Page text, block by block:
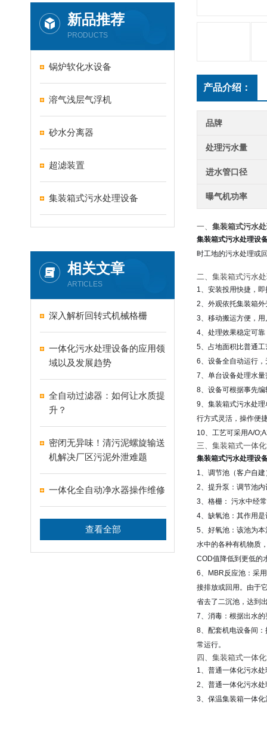
新品推荐
PRODUCTS
锅炉软化水设备
溶气浅层气浮机
砂水分离器
超滤装置
集装箱式污水处理设备
相关文章
ARTICLES
深入解析回转式机械格栅
一体化污水处理设备的应用领
域以及发展趋势
全自动过滤器：如何让水质提
升？
密闭无异味！清污泥螺旋输送
机解决厂区污泥外泄难题
一体化全自动净水器操作维修
查看全部
产品介绍：
品牌
处理污水量
进水管口径
曝气机功率
一、 集装箱式污水
集装箱式污水处理设
时工地的污水处理或
二、集装箱式污水
1、安装投用快捷，
2、外观依托集装箱
3、移动搬运方便，
4、处理效果稳定可
5、占地面积比普通
6、设备全自动运行
7、单台设备处理水
8、设备可根据事先
9、集装箱式污水处
行方式灵活，操作便
10、工艺可采用A/
三、集装箱式一体
集装箱式污水处理设
1、调节池（客户自
2、提升泵：调节池
3、格栅： 污水中经
4、缺氧池：其作用
5、好氧池：该池为
水中的各种有机物质
COD值降低到更低的
6、MBR反应池：采
接排放或回用。由于
省去了二沉池，达到
7、消毒：根据出水
8、配套机电设备间
常运行。
四、集装箱式一体
1、普通一体化污水
2、普通一体化污水
3、保温集装箱一体